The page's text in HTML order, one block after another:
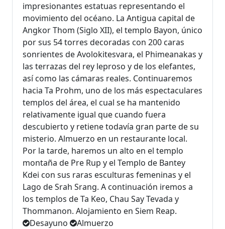
impresionantes estatuas representando el
movimiento del océano. La Antigua capital de
Angkor Thom (Siglo XII), el templo Bayon, único
por sus 54 torres decoradas con 200 caras
sonrientes de Avolokitesvara, el Phimeanakas y
las terrazas del rey leproso y de los elefantes,
así como las cámaras reales. Continuaremos
hacia Ta Prohm, uno de los más espectaculares
templos del área, el cual se ha mantenido
relativamente igual que cuando fuera
descubierto y retiene todavía gran parte de su
misterio. Almuerzo en un restaurante local.
Por la tarde, haremos un alto en el templo
montaña de Pre Rup y el Templo de Bantey
Kdei con sus raras esculturas femeninas y el
Lago de Srah Srang. A continuación iremos a
los templos de Ta Keo, Chau Say Tevada y
Thommanon. Alojamiento en Siem Reap.
Desayuno
Almuerzo